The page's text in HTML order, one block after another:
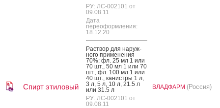
Спирт этиловый
РУ: ЛС-002101 от
09.08.11
Дата
переоформления:
18.12.20
Рас­твор для на­руж­
но­го при­мене­ния
70%: фл. 25 мл 1 или
70 шт., 50 мл 1 или 70
шт., фл. 100 мл 1 или
40 шт., ка­нис­тры 1 л,
3 л, 5 л, 10 л, 21.5 л
или 31.5 л
РУ: ЛС-002101 от
09.08.11
ВЛАДФАРМ (Россия)